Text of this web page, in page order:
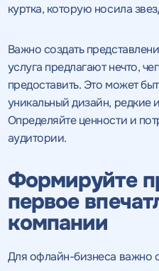
куртка, которую носила
Важно создать
услуга предлагают нечто,
предоставить. Это может
уникальный дизайн, редкие
Определяйте ценности и
аудитории.
Формируйте
первое
компании
Для офлайн-бизнеса важно